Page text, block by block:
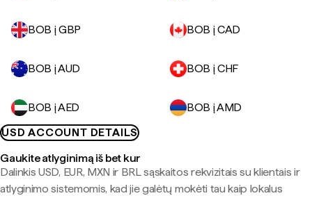
BOB į GBP BOB į CAD
BOB į AUD BOB į CHF
BOB į AED
BOB į AMD
USD ACCOUNT DETAILS
Gaukite atlyginimą iš bet kur
Dalinkis USD, EUR, MXN ir BRL sąskaitos rekvizitais su klientais ir
atlyginimo sistemomis, kad jie galėtų mokėti tau kaip lokalus